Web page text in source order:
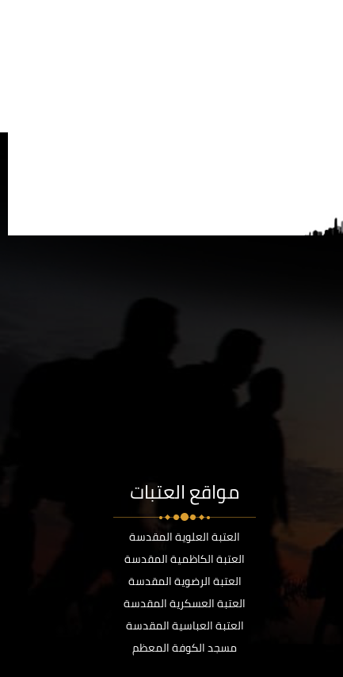
مواقع العتبات
العتبة العلوية المقدسة
العتبة الكاظمية المقدسة
العتبة الرضوية المقدسة
العتبة العسكرية المقدسة
العتبة العباسية المقدسة
مسجد الكوفة المعظم